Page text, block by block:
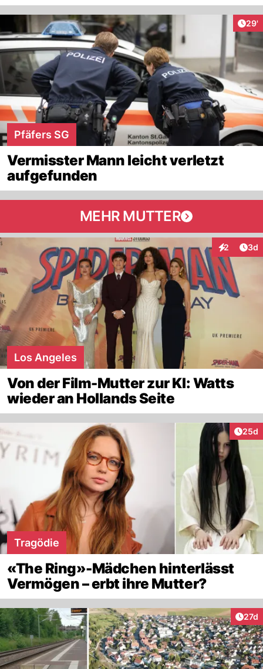
29'
Pfäfers SG
Vermisster Mann leicht verletzt
aufgefunden
MEHR MUTTER
2 3d
Los Angeles
Von der Film-Mutter zur KI: Watts
wieder an Hollands Seite
25d
Tragödie
«The Ring»-Mädchen hinterlässt
Vermögen – erbt ihre Mutter?
27d